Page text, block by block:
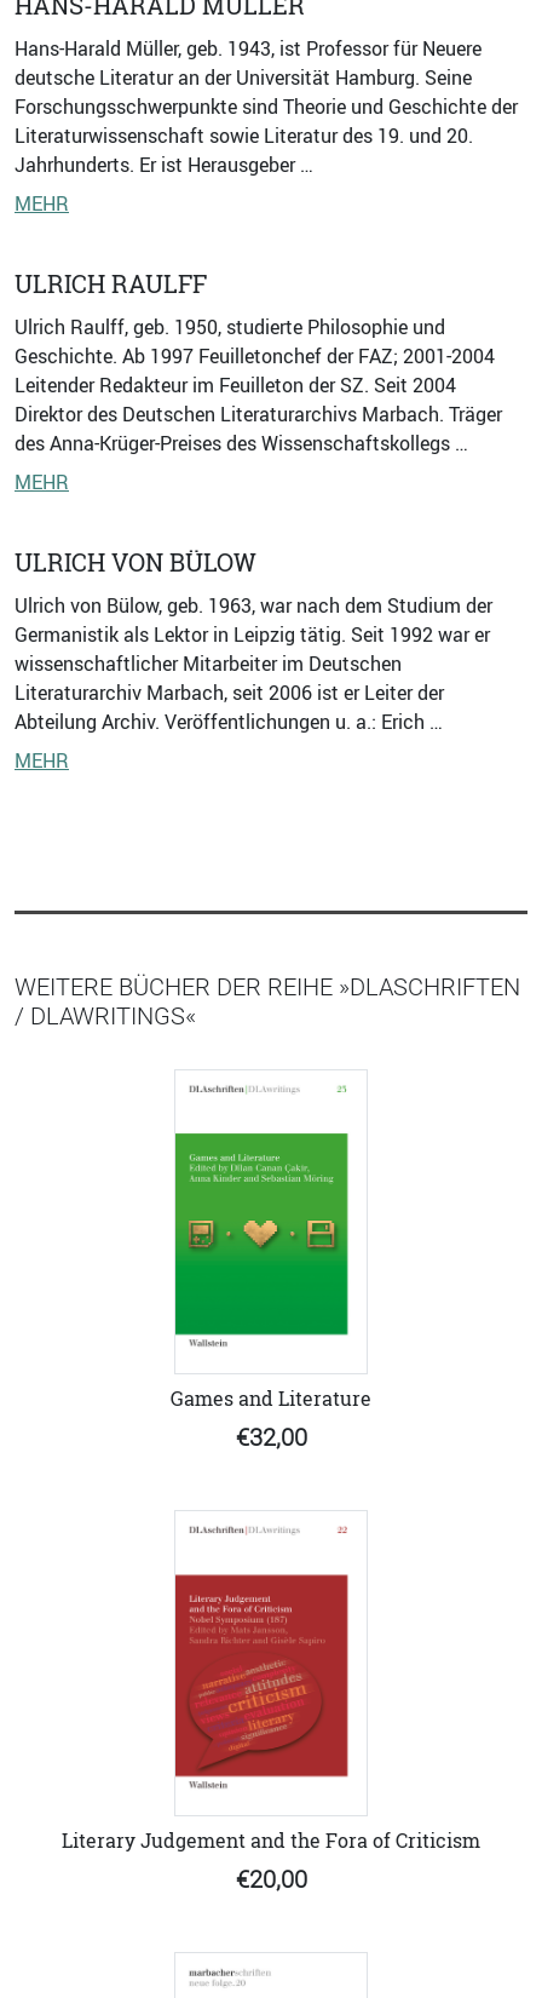
Hans-Harald Müller, geb. 1943, ist Professor für Neuere
deutsche Literatur an der Universität Hamburg. Seine
Forschungsschwerpunkte sind Theorie und Geschichte der
Literaturwissenschaft sowie Literatur des 19. und 20.
Jahrhunderts. Er ist Herausgeber …
MEHR
ULRICH RAULFF
Ulrich Raulff, geb. 1950, studierte Philosophie und
Geschichte. Ab 1997 Feuilletonchef der FAZ; 2001-2004
Leitender Redakteur im Feuilleton der SZ. Seit 2004
Direktor des Deutschen Literaturarchivs Marbach. Träger
des Anna-Krüger-Preises des Wissenschaftskollegs …
MEHR
ULRICH VON BÜLOW
Ulrich von Bülow, geb. 1963, war nach dem Studium der
Germanistik als Lektor in Leipzig tätig. Seit 1992 war er
wissenschaftlicher Mitarbeiter im Deutschen
Literaturarchiv Marbach, seit 2006 ist er Leiter der
Abteilung Archiv. Veröffentlichungen u. a.: Erich …
MEHR
WEITERE BÜCHER DER REIHE »DLASCHRIFTEN
/ DLAWRITINGS«
Games and Literature
€32,00
Literary Judgement and the Fora of Criticism
€20,00